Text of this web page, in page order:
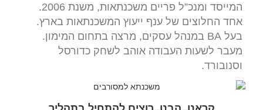
המייסד ומנכ”ל פריים משכנתאות, משנת 2006.
אחד החלוצים של ענף ייעוץ המשכנתאות בארץ.
בעל BA במנהל עסקים, מרצה בתחום המימון.
מעבר לשעות העבודה אוהב לשחק כדורסל
וסנובורד.